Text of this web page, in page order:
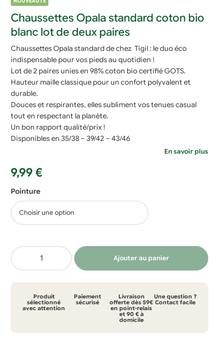
Chaussettes Opala standard coton bio
blanc lot de deux paires
Chaussettes Opala standard de chez Tigil : le duo éco
indispensable pour vos pieds au quotidien !
Lot de 2 paires unies en 98% coton bio certifié GOTS.
Hauteur maille classique pour un confort polyvalent et
durable.
Douces et respirantes, elles subliment vos tenues casual
tout en respectant la planète.
Un bon rapport qualité/prix !
Disponibles en 35/38 – 39/42 – 43/46
En savoir plus
9,99 €
Pointure
quantité
de
standard
Ajouter au panier
Produit
sélectionné
avec attention
Paiement
sécurisé
Livraison
offerte dès 59€
en point-relais
et 90 € à
domicile
Une question ?
Contact facile